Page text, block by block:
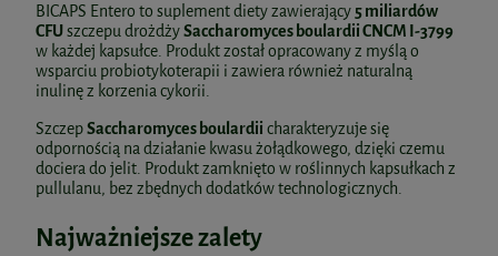
BICAPS Entero to suplement diety zawierający5 miliardów
CFUszczepu drożdżySaccharomyces boulardii CNCM I-3799
w każdej kapsułce. Produkt został opracowany z myślą o
wsparciu probiotykoterapii i zawiera również naturalną
inulinę z korzenia cykorii.
SzczepSaccharomyces boulardii charakteryzuje się
odpornością na działanie kwasu żołądkowego, dzięki czemu
dociera do jelit. Produkt zamknięto w roślinnych kapsułkach z
pullulanu, bez zbędnych dodatków technologicznych.
Najważniejsze zalety